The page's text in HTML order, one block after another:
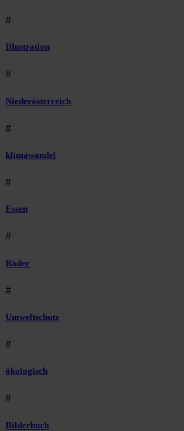
#
Illustration
#
Niederösterreich
#
klimawandel
#
Essen
#
Räder
#
Umweltschutz
#
ökologisch
#
Bilderbuch